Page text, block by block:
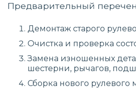
Предварительный
Демонтаж старого
Очистка и проверка
Замена изношенных
шестерни, рычагов,
Сборка нового рулевого